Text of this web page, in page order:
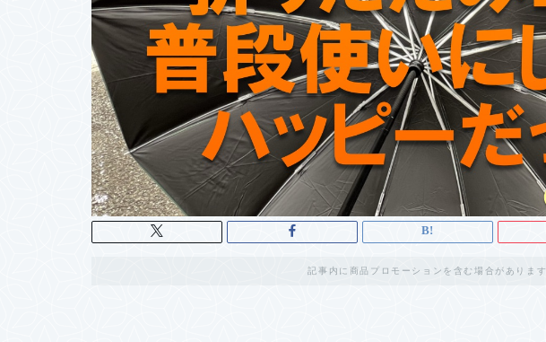
記事内に商品プロモーションを含む場合があります